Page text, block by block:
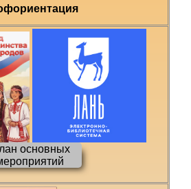
основных